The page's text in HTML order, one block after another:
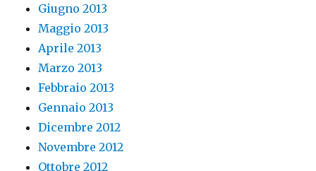
Giugno 2013
Maggio 2013
Aprile 2013
Marzo 2013
Febbraio 2013
Gennaio 2013
Dicembre 2012
Novembre 2012
Ottobre 2012